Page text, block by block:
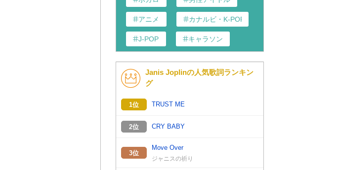
アニメ カナルビ・K-POP和訳
J-POP キャラソン
K-POP 演歌・歌謡
バンド
Janis Joplinの人気歌詞ランキン
グ
1位 TRUST ME
2位 CRY BABY
3位
Move Over
ジャニスの祈り